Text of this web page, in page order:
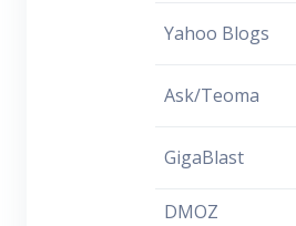
Yahoo Blogs
Ask/Teoma
GigaBlast
DMOZ